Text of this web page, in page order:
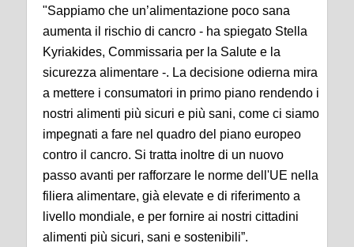
"Sappiamo che un’alimentazione poco sana
aumenta il rischio di cancro - ha spiegato Stella
Kyriakides, Commissaria per la Salute e la
sicurezza alimentare -. La decisione odierna mira
a mettere i consumatori in primo piano rendendo i
nostri alimenti più sicuri e più sani, come ci siamo
impegnati a fare nel quadro del piano europeo
contro il cancro. Si tratta inoltre di un nuovo
passo avanti per rafforzare le norme dell'UE nella
filiera alimentare, già elevate e di riferimento a
livello mondiale, e per fornire ai nostri cittadini
alimenti più sicuri, sani e sostenibili”.